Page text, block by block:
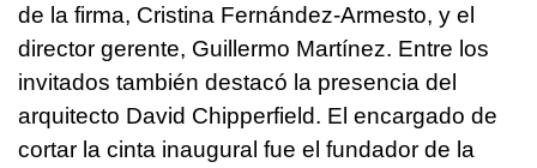
de la firma, Cristina Fernández-Armesto, y el
director gerente, Guillermo Martínez. Entre los
invitados también destacó la presencia del
arquitecto David Chipperfield. El encargado de
cortar la cinta inaugural fue el fundador de la